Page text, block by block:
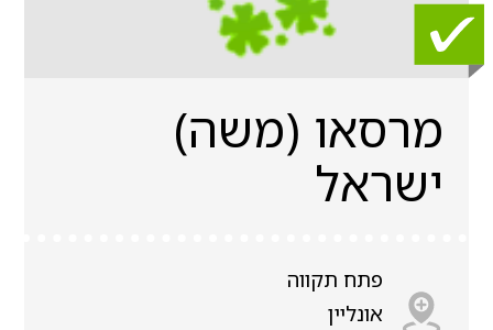
מרסאו (משה)
ישראל
פתח תקווה
אונליין